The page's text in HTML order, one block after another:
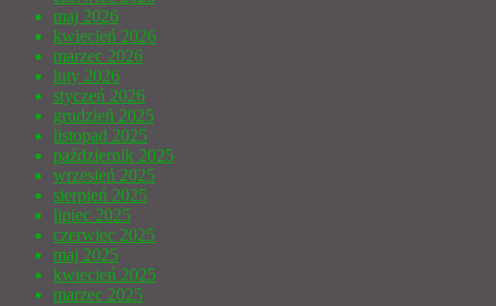
maj 2026
kwiecień 2026
marzec 2026
luty 2026
styczeń 2026
grudzień 2025
listopad 2025
październik 2025
wrzesień 2025
sierpień 2025
lipiec 2025
czerwiec 2025
maj 2025
kwiecień 2025
marzec 2025